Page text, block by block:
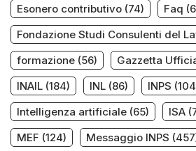
Esonero contributivo (74) Faq
Fondazione Studi Consulenti del
formazione (56) Gazzetta
INAIL (184) INL (86) INPS
Intelligenza artificiale (65) ISA
MEF (124) Messaggio INPS